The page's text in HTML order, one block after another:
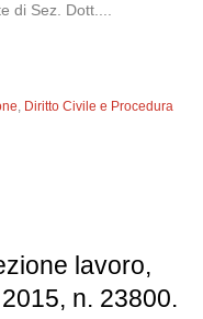
di Sez. Dott....
, Diritto Civile e Procedura
lavoro,
n. 23800.